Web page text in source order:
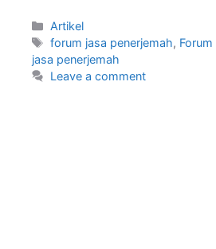
Categories
Artikel
Tags
forum jasa penerjemah,
jasa penerjemah
Leave a comment